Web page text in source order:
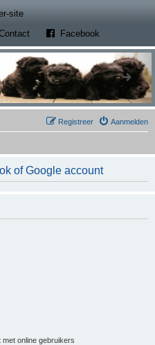
site(Opens a new tab)
(Opens a new tab)
Facebook
Aanmelden
Registreer
of Google account
online gebruikers